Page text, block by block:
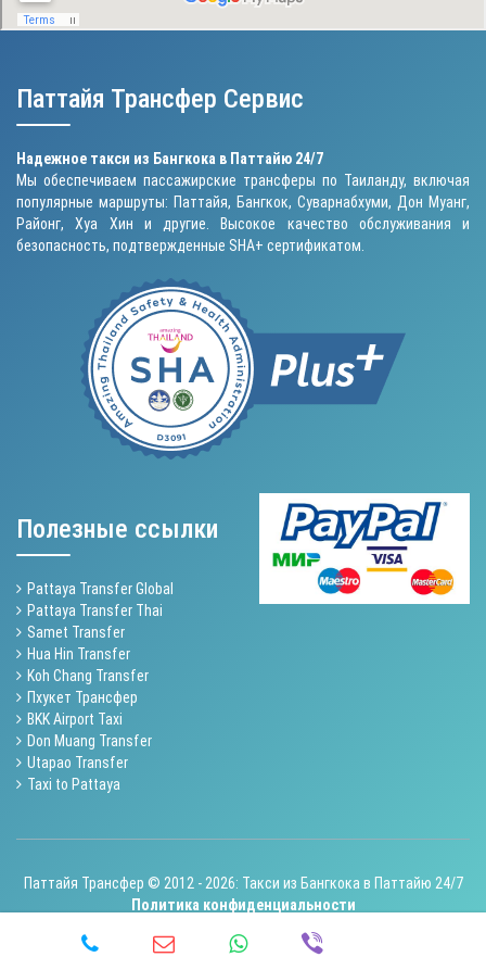
Паттайя Трансфер Сервис
Надежное такси из Бангкока в Паттайю 24/7
Мы обеспечиваем пассажирские трансферы по Таиланду, включая
популярные маршруты: Паттайя, Бангкок, Суварнабхуми, Дон Муанг,
Районг, Хуа Хин и другие. Высокое качество обслуживания и
безопасность, подтвержденные SHA+ сертификатом.
Полезные ссылки
Pattaya Transfer Global
Pattaya Transfer Thai
Samet Transfer
Hua Hin Transfer
Koh Chang Transfer
Пхукет Трансфер
BKK Airport Taxi
Don Muang Transfer
Utapao Transfer
Taxi to Pattaya
Паттайя Трансфер © 2012 - 2026: Такси из Бангкока в Паттайю 24/7
Политика конфиденциальности